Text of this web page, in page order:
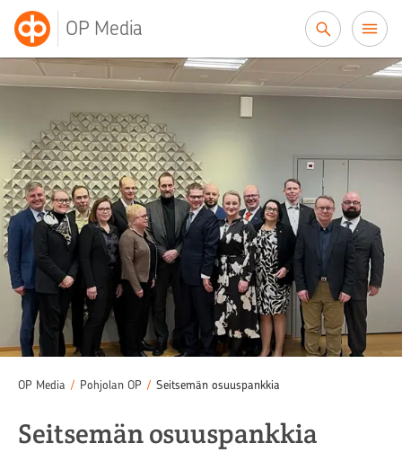
OP Media
OP Media / Pohjolan OP / Seitsemän osuuspankkia
Seitsemän osuuspankkia